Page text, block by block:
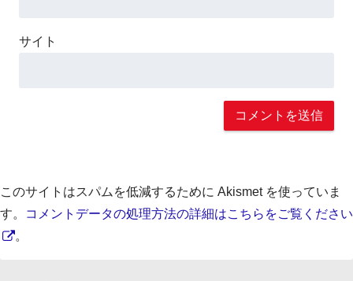
サイト
このサイトはスパムを低減するために Akismet を使っていま
す。
コメントデータの処理方法の詳細はこちらをご覧ください
。